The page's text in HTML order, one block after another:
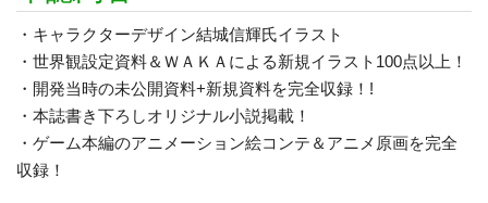
・キャラクターデザイン結城信輝氏イラスト
・世界観設定資料＆ＷＡＫＡによる新規イラスト100点以上！
・開発当時の未公開資料+新規資料を完全収録！!
・本誌書き下ろしオリジナル小説掲載！
・ゲーム本編のアニメーション絵コンテ＆アニメ原画を完全
収録！